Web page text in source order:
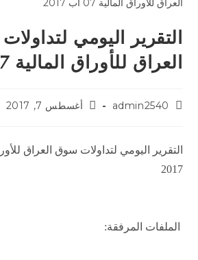
التقرير اليومي
العراق للأوراق المالية 07 اب 2017
admin2540 أغسطس 7, 2017
2017
الملفات المرفقة: